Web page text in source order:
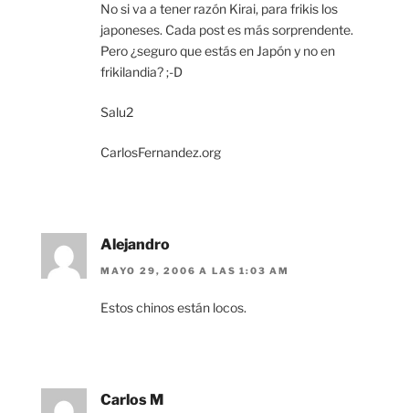
No si va a tener razón Kirai, para frikis los
japoneses. Cada post es más sorprendente.
Pero ¿seguro que estás en Japón y no en
frikilandia? ;-D
Salu2
CarlosFernandez.org
Alejandro
MAYO 29, 2006 A LAS 1:03 AM
Estos chinos están locos.
Carlos M